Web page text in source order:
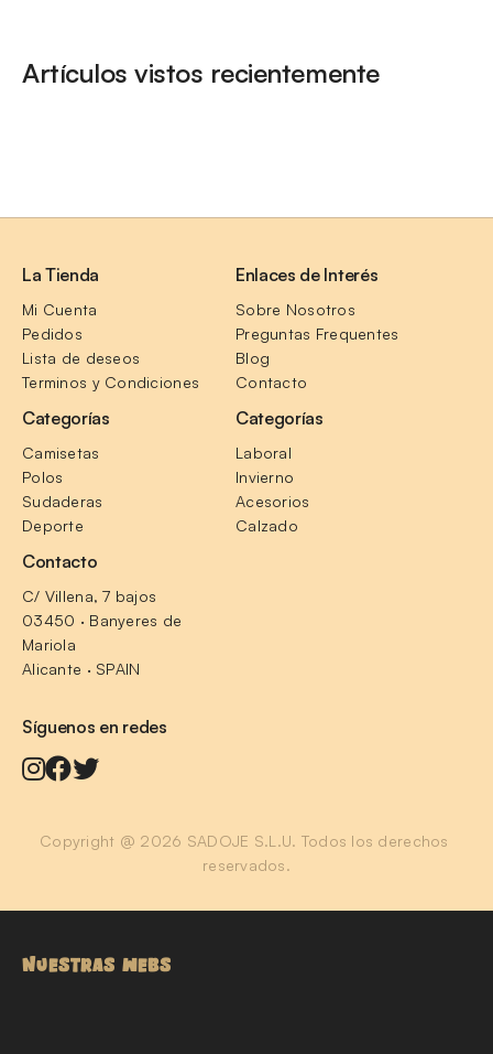
Artículos vistos recientemente
La Tienda
Mi Cuenta
Pedidos
Lista de deseos
Terminos y Condiciones
Enlaces de Interés
Sobre Nosotros
Preguntas Frequentes
Blog
Contacto
Categorías
Camisetas
Polos
Sudaderas
Deporte
Categorías
Laboral
Invierno
Acesorios
Calzado
Contacto
C/ Villena, 7 bajos
03450 · Banyeres de
Mariola
Alicante · SPAIN
Síguenos en redes
Copyright @ 2026 SADOJE S.L.U. Todos los derechos
reservados.
NUESTRAS WEBS